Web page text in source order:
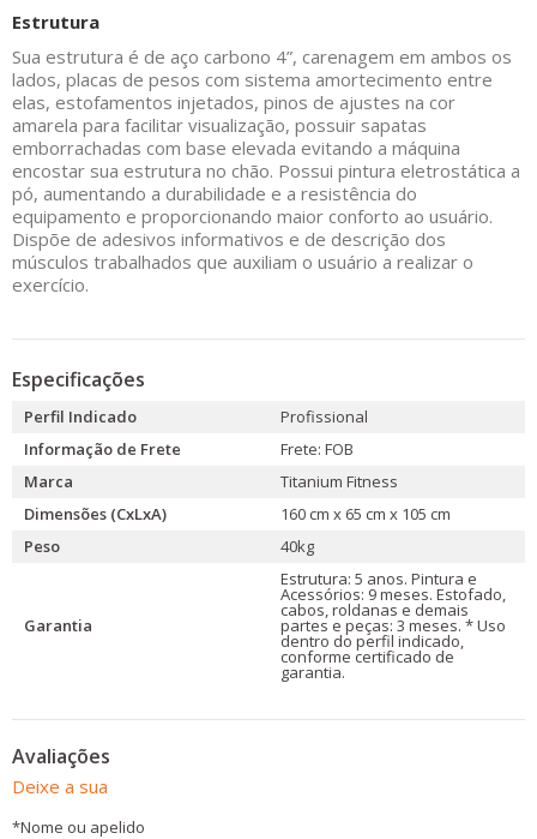
Estrutura
Sua estrutura é de aço carbono 4”, carenagem em ambos os
lados, placas de pesos com sistema amortecimento entre
elas, estofamentos injetados, pinos de ajustes na cor
amarela para facilitar visualização, possuir sapatas
emborrachadas com base elevada evitando a máquina
encostar sua estrutura no chão. Possui pintura eletrostática a
pó, aumentando a durabilidade e a resistência do
equipamento e proporcionando maior conforto ao usuário.
Dispõe de adesivos informativos e de descrição dos
músculos trabalhados que auxiliam o usuário a realizar o
exercício.
Especificações
Perfil Indicado
Profissional
Informação de Frete
Frete: FOB
Marca
Titanium Fitness
Dimensões (CxLxA)
160 cm x 65 cm x 105 cm
Peso
40kg
Garantia
Estrutura: 5 anos. Pintura e
Acessórios: 9 meses. Estofado,
cabos, roldanas e demais
partes e peças: 3 meses. * Uso
dentro do perfil indicado,
conforme certificado de
garantia.
Avaliações
Deixe a sua
*Nome ou apelido